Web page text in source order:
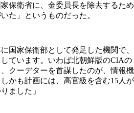
保衛省に、金委員長を除去するため
た」というものだった。
国家保衛部として発足した機関で、
ています。いわば北朝鮮版のCIAの
クーデターを首謀したのが、情報機
かも計画には、高官級を含む15人が
ました」